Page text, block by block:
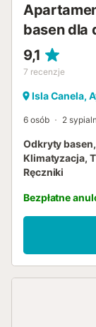
basen dla
9,1
7 recenzje
Isla Canela,
6 osób 2
Odkryty
Klimatyzacja,
Ręczniki
Bezpłatne